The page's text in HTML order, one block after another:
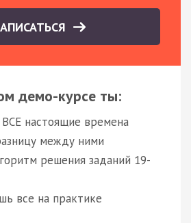
демо-курсе ты:
настоящие времена
между ними
решения заданий 19-
все на практике